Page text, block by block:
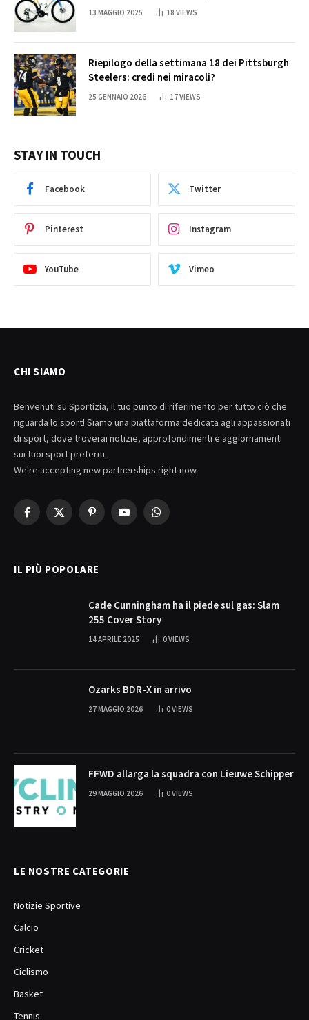
13 MAGGIO 2025 18 VIEWS
Riepilogo della settimana 18 dei Pittsburgh
Steelers: credi nei miracoli?
25 GENNAIO 2026 17VIEWS
STAY IN TOUCH
Facebook Twitter
Pinterest Instagram
YouTube Vimeo
CHI SIAMO
Benvenuti su Sportizia, il tuo punto di riferimento per tutto ciò che
riguarda lo sport! Siamo una piattaforma dedicata agli appassionati
di sport, dove troverai notizie, approfondimenti e aggiornamenti
sui tuoi sport preferiti.
We're accepting new partnerships right now.
Facebook
X
PinterestYouTubeWhatsApp
IL PIÙ POPOLARE
Cade Cunningham ha il piede sul gas: Slam
255 Cover Story
14 APRILE 2025 0VIEWS
Ozarks BDR-X in arrivo
27 MAGGIO 2026 0VIEWS
FFWD allarga la squadra con Lieuwe Schipper
29 MAGGIO 2026 0VIEWS
LE NOSTRE CATEGORIE
Notizie Sportive
Calcio
Cricket
Ciclismo
Basket
Tennis